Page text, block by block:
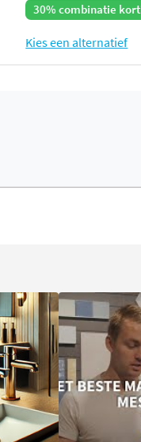
30% combinatie
Kies een alternatief